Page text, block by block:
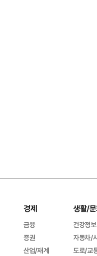
경제
금융
증권
산업/재계
생활/
건강정보
자동차/
도로/교